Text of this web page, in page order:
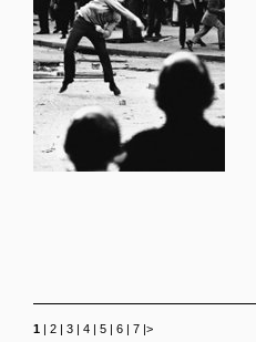
1 | 2 | 3 | 4 | 5 | 6 | 7 |>